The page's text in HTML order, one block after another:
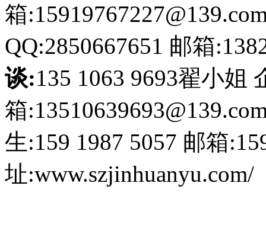
箱
QQ:2850667651 邮箱
谈:135 1063 9693翟小姐
箱
生:159 1987 5057 邮箱
址:www.szjinhuanyu.com/